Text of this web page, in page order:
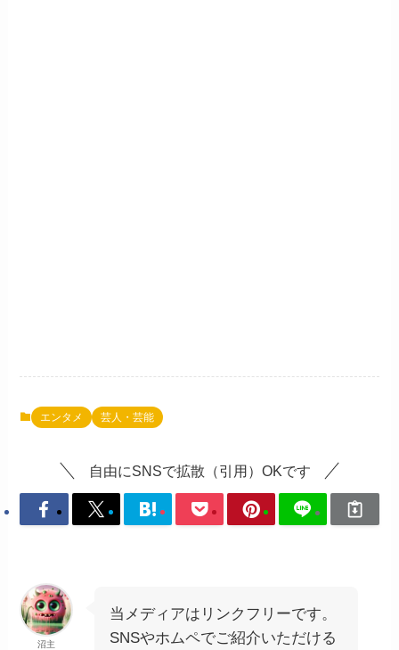
エンタメ 芸人・芸能
自由にSNSで拡散（引用）OKです
沼主
当メディアはリンクフリーです。
SNSやホムペでご紹介いただける